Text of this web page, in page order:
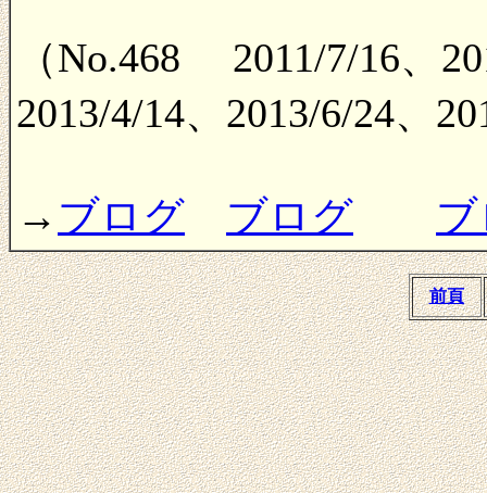
（No.468 2011/7/16、
2013/4/14、2013/6/24、
→ ブログ ブログ
前頁